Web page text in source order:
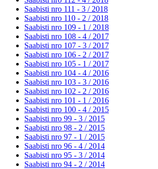
Saabisti nro 111 - 3 / 2018
Saabisti nro 110 - 2 / 2018
Saabisti nro 109 - 1 / 2018
Saabisti nro 108 - 4 / 2017
Saabisti nro 107 - 3 / 2017
Saabisti nro 106 - 2 / 2017
Saabisti nro 105 - 1 / 2017
Saabisti nro 104 - 4 / 2016
Saabisti nro 103 - 3 / 2016
Saabisti nro 102 - 2 / 2016
Saabisti nro 101 - 1 / 2016
Saabisti nro 100 - 4 / 2015
Saabisti nro 99 - 3 / 2015
Saabisti nro 98 - 2 / 2015
Saabisti nro 97 - 1 / 2015
Saabisti nro 96 - 4 / 2014
Saabisti nro 95 - 3 / 2014
Saabisti nro 94 - 2 / 2014